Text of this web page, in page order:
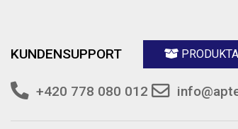
KUNDENSUPPORT
+420 778 080 012